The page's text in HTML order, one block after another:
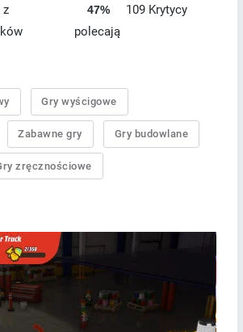
z
47%
109 Krytycy
polecają
Gry wyścigowe
Zabawne gry Gry budowlane
zręcznościowe